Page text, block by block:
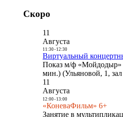
Скоро
11
Августа
11:30- 12:30
Виртуальный
Показ м/ф «Мойдодыр»
мин.) (Ульяновой, 1,
11
Августа
12:00- 13:00
«КоневаФильм» 6+
Занятие в